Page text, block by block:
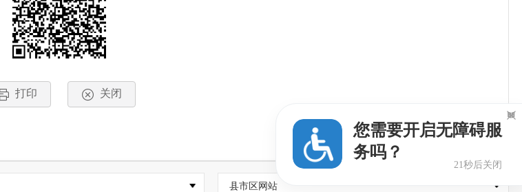
打印 关闭
县市区网站
您需要开启无障碍服
务吗？
20秒后关闭
